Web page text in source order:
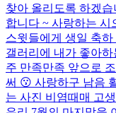
찾아 올리도록 하겠
합니다 ~ 사랑하는 시
스윗들에게 생일 축
갤러리에 내가 좋아
주 만족만족 앞으로
써 😗 사랑하구 남음
는 사진 비염때매 고